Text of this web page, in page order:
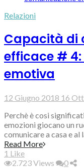
Relazioni
Capacità di
efficace #
emotiva
12 Giugno 2018 16
Perchè è cosi
emozioni giocano un
comunicare a casa e al
Read More
1 Like
2.723Views
0